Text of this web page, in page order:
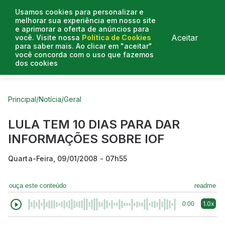
Usamos cookies para personalizar e
melhorar sua experiência em nosso site
e aprimorar a oferta de anúncios para
você. Visite nossa Política de Cookies
para saber mais. Ao clicar em "aceitar"
você concorda com o uso que fazemos
dos cookies
Aceitar
Curtas do Poder
Principal/Notícia/Geral
LULA TEM 10 DIAS PARA DAR
INFORMAÇÕES SOBRE IOF
Quarta-Feira, 09/01/2008 - 07h55
ouça este conteúdo readme
0:00 1.0x